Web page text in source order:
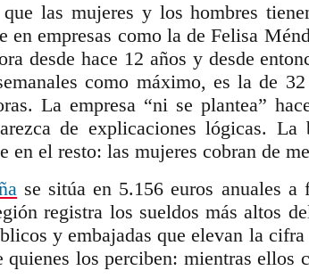
las mujeres y los hombres
en empresas como la de Felisa
desde hace 12 años y desde
como máximo, es la de
La empresa “ni se plantea”
de explicaciones lógicas.
en el resto: las mujeres cobran de
se sitúa en 5.156 euros anuales
registra los sueldos más altos
y embajadas que elevan la
los perciben: mientras ellos